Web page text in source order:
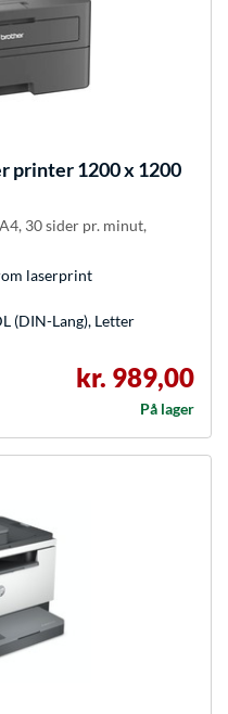
printer 1200 x 1200
30 sider pr. minut,
laserprint
(DIN-Lang), Letter
kr. 989,00
På lager